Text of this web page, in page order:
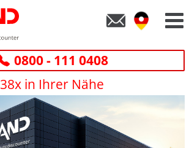
0800 - 111 0408
38x in Ihrer Nähe